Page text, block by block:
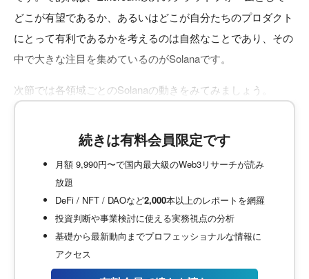
どこが有望であるか、あるいはどこが自分たちのプロダクト
にとって有利であるかを考えるのは自然なことであり、その
中で大きな注目を集めているのがSolanaです。
次節では各領域ごとのSolanaの動きをみてみましょう。
続きは有料会員限定です
月額 9,990円〜で国内最大級のWeb3リサーチが読み
放題
DeFi / NFT / DAOなど2,000本以上のレポートを網羅
投資判断や事業検討に使える実務視点の分析
基礎から最新動向までプロフェッショナルな情報に
アクセス